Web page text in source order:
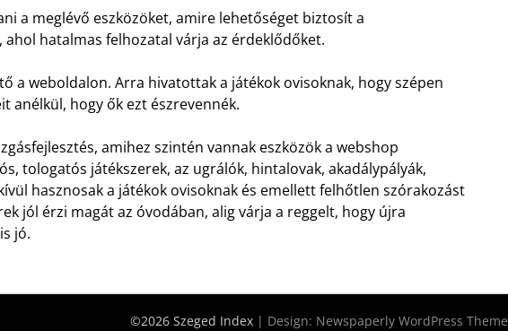
a meglévő eszközöket, amire lehetőséget biztosít a
hatalmas felhozatal várja az érdeklődőket.
a weboldalon. Arra hivatottak a játékok ovisoknak, hogy szépen
anélkül, hogy ők ezt észrevennék.
amihez szintén vannak eszközök a webshop
tologatós játékszerek, az ugrálók, hintalovak, akadálypályák,
hasznosak a játékok ovisoknak és emellett felhőtlen szórakozást
jól érzi magát az óvodában, alig várja a reggelt, hogy újra
jó.
©2026 Szeged Index | Design: Newspaperly WordPress Theme